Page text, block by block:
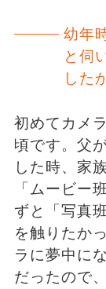
幼年
と伺
した
初めてカメ
頃です。父
した時、家
「ムービー
ずと「写真
を触りたか
ラに夢中に
だったので